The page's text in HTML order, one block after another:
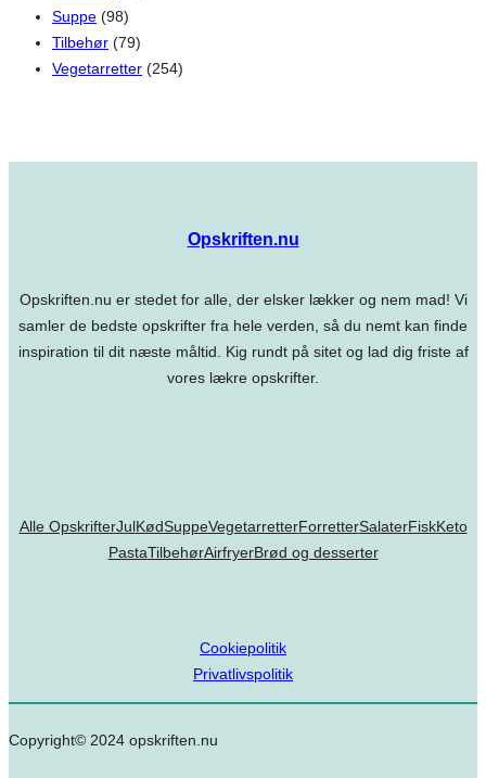
Suppe (98)
Tilbehør (79)
Vegetarretter (254)
Opskriften.nu
Opskriften.nu er stedet for alle, der elsker lækker og nem mad! Vi
samler de bedste opskrifter fra hele verden, så du nemt kan finde
inspiration til dit næste måltid. Kig rundt på sitet og lad dig friste af
vores lækre opskrifter.
Alle OpskrifterJulKødSuppeVegetarretterForretterSalaterFiskKeto
PastaTilbehørAirfryerBrød og desserter
Cookiepolitik
Privatlivspolitik
Copyright© 2024 opskriften.nu